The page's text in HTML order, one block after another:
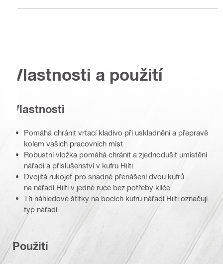
Vlastnosti a použití
Vlastnosti
Pomáhá chránit vrtací kladivo při uskladnění a přepravě
kolem vašich pracovních míst
Robustní vložka pomáhá chránit a zjednodušit umístění
nářadí a příslušenství v kufru Hilti.
Dvojitá rukojeť pro snadné přenášení dvou kufrů
na nářadí Hilti v jedné ruce bez potřeby klíče
Tři náhledové štítky na bocích kufru nářadí Hilti označují
typ nářadí.
Použití